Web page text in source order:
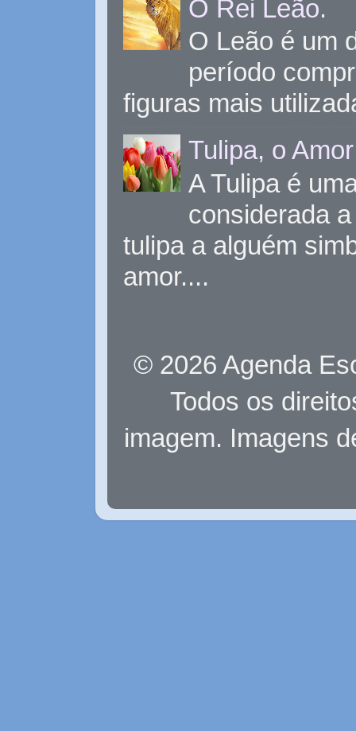
O Rei Leão.
O Leão é um
período
figuras mais
Tulipa, o
A Tulipa é
considerada
tulipa a alguém
amor....
© 2026 Agenda
Todos os
imagem. Imagens